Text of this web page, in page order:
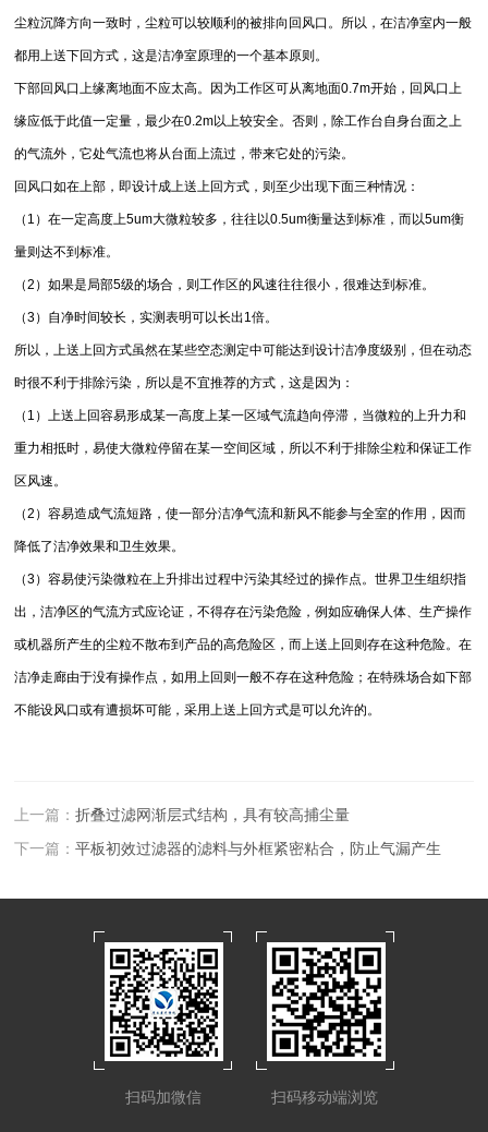
尘粒沉降方向一致时，尘粒可以较顺利的被排向回风口。所以，在洁净室内一般
都用上送下回方式，这是洁净室原理的一个基本原则。
下部回风口上缘离地面不应太高。因为工作区可从离地面0.7m开始，回风口上
缘应低于此值一定量，最少在0.2m以上较安全。否则，除工作台自身台面之上
的气流外，它处气流也将从台面上流过，带来它处的污染。
回风口如在上部，即设计成上送上回方式，则至少出现下面三种情况：
（1）在一定高度上5um大微粒较多，往往以0.5um衡量达到标准，而以5um衡
量则达不到标准。
（2）如果是局部5级的场合，则工作区的风速往往很小，很难达到标准。
（3）自净时间较长，实测表明可以长出1倍。
所以，上送上回方式虽然在某些空态测定中可能达到设计洁净度级别，但在动态
时很不利于排除污染，所以是不宜推荐的方式，这是因为：
（1）上送上回容易形成某一高度上某一区域气流趋向停滞，当微粒的上升力和
重力相抵时，易使大微粒停留在某一空间区域，所以不利于排除尘粒和保证工作
区风速。
（2）容易造成气流短路，使一部分洁净气流和新风不能参与全室的作用，因而
降低了洁净效果和卫生效果。
（3）容易使污染微粒在上升排出过程中污染其经过的操作点。世界卫生组织指
出，洁净区的气流方式应论证，不得存在污染危险，例如应确保人体、生产操作
或机器所产生的尘粒不散布到产品的高危险区，而上送上回则存在这种危险。在
洁净走廊由于没有操作点，如用上回则一般不存在这种危险；在特殊场合如下部
不能设风口或有遭损坏可能，采用上送上回方式是可以允许的。
上一篇：折叠过滤网渐层式结构，具有较高捕尘量
下一篇：平板初效过滤器的滤料与外框紧密粘合，防止气漏产生
扫码加微信 扫码移动端浏览